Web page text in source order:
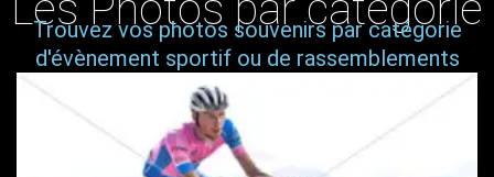
Trouvez vos photos souvenirs par catégorie
d'évènement sportif ou de rassemblements